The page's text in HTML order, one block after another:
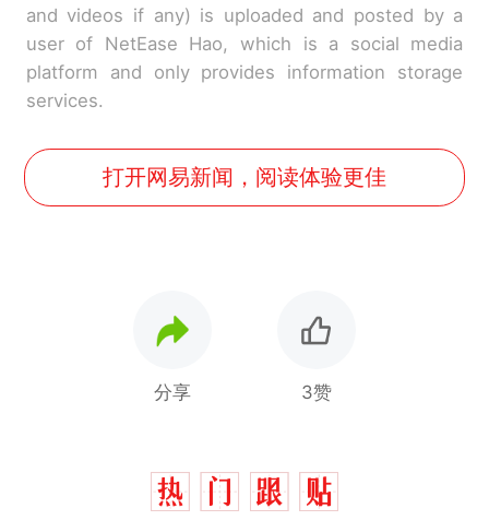
and videos if any) is uploaded and posted by a
user of NetEase Hao, which is a social media
platform and only provides information storage
services.
打开网易新闻，阅读体验更佳
分享 3赞